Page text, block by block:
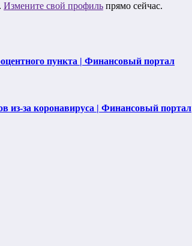
Измените свой профиль прямо сейчас.
пункта | Финансовый портал
из-за коронавируса | Финансовый портал